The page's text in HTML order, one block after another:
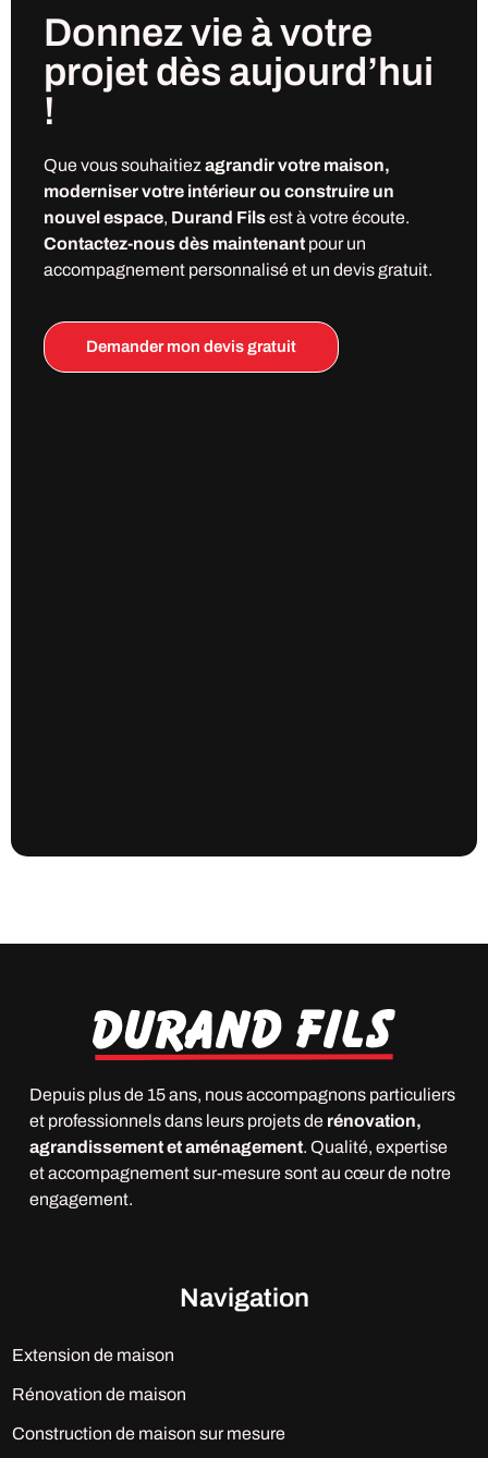
Donnez vie à votre
projet dès aujourd’hui
!
Que vous souhaitiez agrandir votre maison,
moderniser votre intérieur ou construire un
nouvel espace, Durand Filsest à votre écoute.
Contactez-nous dès maintenant pour un
accompagnement personnalisé et un devis gratuit.
Demander mon devis gratuit
Depuis plus de 15 ans, nous accompagnons particuliers
et professionnels dans leurs projets de rénovation,
agrandissement et aménagement. Qualité, expertise
et accompagnement sur-mesure sont au cœur de notre
engagement.
Navigation
Extension de maison
Rénovation de maison
Construction de maison sur mesure